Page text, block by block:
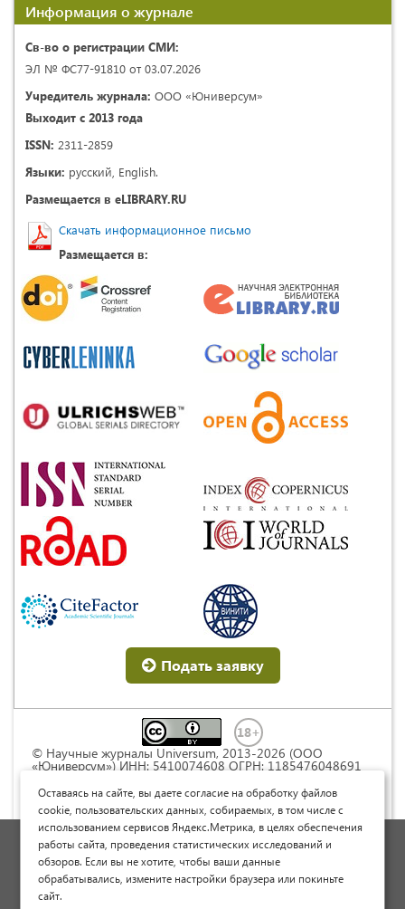
Информация о журнале
Св-во о регистрации СМИ:
ЭЛ № ФС77-91810 от 03.07.2026
Учредитель журнала: ООО «Юниверсум»
Выходит с 2013 года
ISSN: 2311-2859
Языки: русский, English.
Размещается в eLIBRARY.RU
Скачать информационное письмо
Размещается в:
Подать заявку
© Научные журналы Universum, 2013-2026 (ООО
«Юниверсум») ИНН: 5410074608 ОГРН: 1185476048691
Commons « Attribution» («Атрибуция») 4.0
Непортированная
Политика обработки персональных данных
Договор оферты
Опубликовать научную статью
Оставаясь на сайте, вы даете согласие на обработку файлов
cookie, пользовательских данных, собираемых, в том числе с
использованием сервисов Яндекс.Метрика, в целях обеспечения
работы сайта, проведения статистических исследований и
обзоров. Если вы не хотите, чтобы ваши данные
обрабатывались, измените настройки браузера или покиньте
сайт.